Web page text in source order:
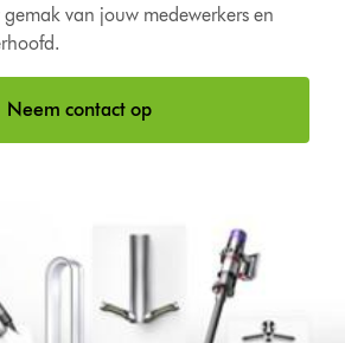
van jouw medewerkers en
Neem contact op